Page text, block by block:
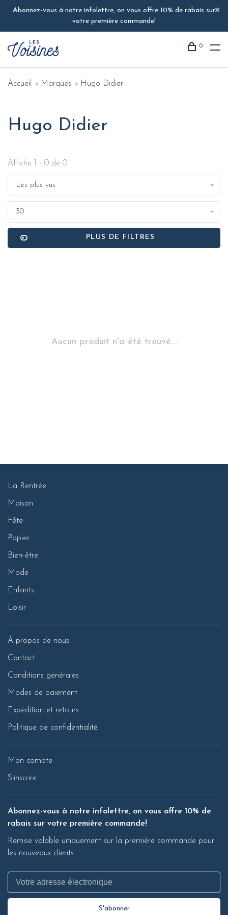
Abonnez-vous à notre infolettre, on vous offre 10% de rabais sur
votre première commande!
0
Accueil Marques Hugo Didier
Hugo Didier
Affiche 1 - 0 de 0
Les plus vus
30
PLUS DE FILTRES
Aucun produit n'a été trouvé...
La Rentrée
Maison
Fête
Papier
Bien-être
Mode
Enfants
Loisir
À propos de nous
Contact
Conditions générales
Modes de paiement
Expédition et retours
Politique de confidentialité
Mon compte
S'inscrire
Abonnez-vous à notre infolettre, on vous offre 10% de
rabais sur votre première commande!
Remise valable uniquement sur la première commande pour
les nouveaux clients.
S'abonner